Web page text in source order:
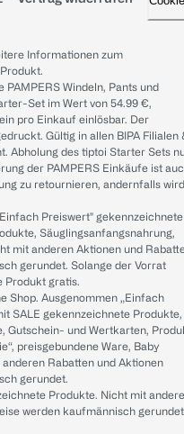
Informationen zum
Windeln, Pants und
Set im Wert von 54.99 €,
pro Einkauf einlösbar. Der
Gültig in allen BIPA Filialen
Abholung des tiptoi Starter Sets
der PAMPERS Einkäufe ist
zu retournieren, andernfalls wird
Preiswert" gekennzeichnete
Säuglingsanfangsnahrung,
mit anderen Aktionen und
gerundet. Solange der Vorrat
Produkt gratis.
Shop. Ausgenommen „Einfach
SALE gekennzeichnete Produkte,
Gutschein- und Wertkarten,
preisgebundene Ware, Baby
Rabatten und Aktionen
gerundet.
Produkte. Nicht mit
werden kaufmännisch